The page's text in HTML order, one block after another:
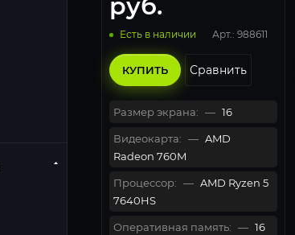
Есть в наличии Арт.: 988611
КУПИТЬ Сравнить
Размер экрана: — 16
Видеокарта: — AMD
Radeon 760M
Процессор: — AMD Ryzen 5
7640HS
Оперативная память: — 16